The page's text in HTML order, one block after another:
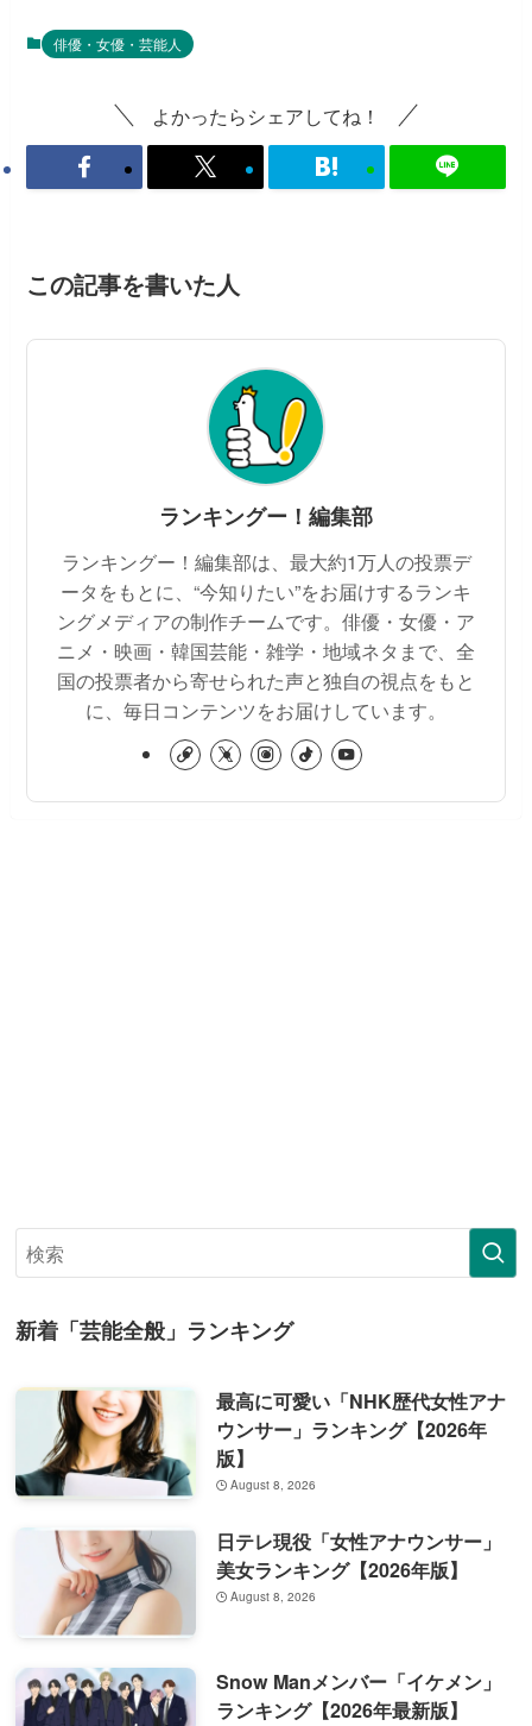
俳優・女優・芸能人
よかったらシェアしてね！
この記事を書いた人
ランキングー！編集部
ランキングー！編集部は、最大約1万人の投票デ
ータをもとに、“今知りたい”をお届けするランキ
ングメディアの制作チームです。俳優・女優・ア
ニメ・映画・韓国芸能・雑学・地域ネタまで、全
国の投票者から寄せられた声と独自の視点をもと
に、毎日コンテンツをお届けしています。
新着「芸能全般」ランキング
最高に可愛い「NHK歴代女性アナ
ウンサー」ランキング【2026年
版】
August 8, 2026
日テレ現役「女性アナウンサー」
美女ランキング【2026年版】
August 8, 2026
Snow Manメンバー「イケメン」
ランキング【2026年最新版】